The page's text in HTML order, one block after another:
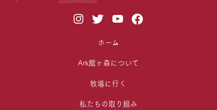
ホーム
Ark館ヶ森について
牧場に行く
私たちの取り組み